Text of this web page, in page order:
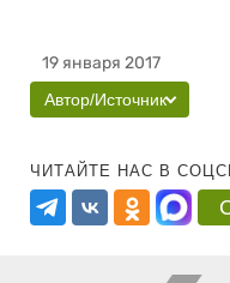
19 января 2017
Автор/Источник
ЧИТАЙТЕ НАС В